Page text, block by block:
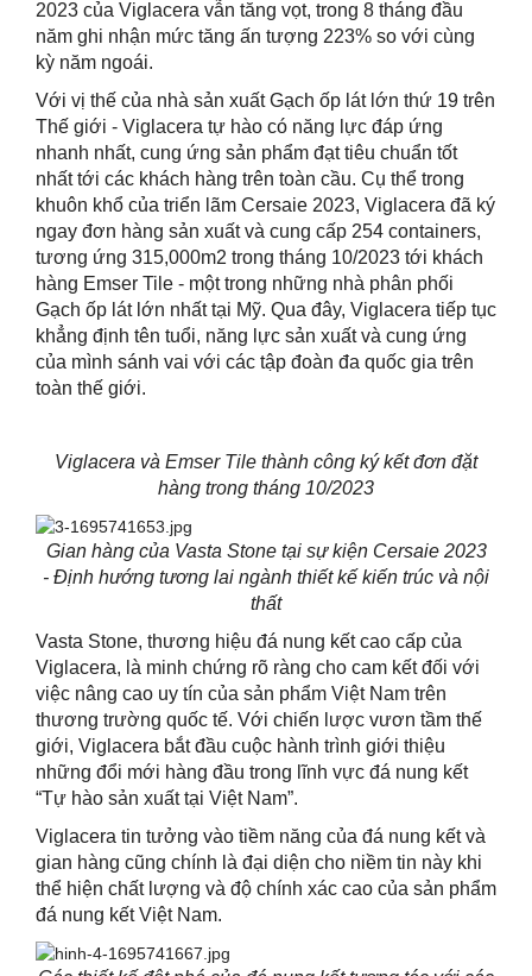
2023 của Viglacera vẫn tăng vọt, trong 8 tháng đầu
năm ghi nhận mức tăng ấn tượng 223% so với cùng
kỳ năm ngoái.
Với vị thế của nhà sản xuất Gạch ốp lát lớn thứ 19 trên
Thế giới - Viglacera tự hào có năng lực đáp ứng
nhanh nhất, cung ứng sản phẩm đạt tiêu chuẩn tốt
nhất tới các khách hàng trên toàn cầu. Cụ thể trong
khuôn khổ của triển l ãm Cersaie 2023, Viglacera đã ký
ngay đơn hàng sản xuất và cung cấp 254 containers,
tương ứng 315,000m2 trong tháng 10/2023 tới khách
hàng Emser Tile - một trong những nhà phân phối
Gạch ốp lát lớn nhất tại Mỹ. Qua đây, Viglacera tiếp tục
khẳng định tên tuổi, năng lực sản xuất và cung ứng
của mình sánh vai với các tập đoàn đa quốc gia trên
toàn thế giới.
Viglacera và Emser Tile thành công ký kết đơn đặt
hàng trong tháng 10/2023
Gian hàng của Vasta Stone tại sự kiện Cersaie 2023
- Định hướng tương lai ngành thiết kế kiến trúc và nội
thất
Vasta Stone, thương hiệu đá nung kếtcao cấp của
Viglacera, là minh chứng rõ ràng cho cam kết đối với
việc nâng cao uy tín của sản phẩm Việt Nam trên
thương trường quốc tế. Với chiến lược vươn tầm thế
giới, Viglacera bắt đầu cuộc hành trình giới thiệu
những đổi mới hàng đầu trong lĩnh vực đá nung kết
“Tự hào sản xuất tại Việt Nam”.
Viglacera tin tưởng vào tiềm năng của đá nung kếtvà
gian hàng cũng chính là đại diện cho niềm tin này khi
thể hiện chất lượng và độ chính xác cao của sản phẩm
đá nung kết Việt Nam.